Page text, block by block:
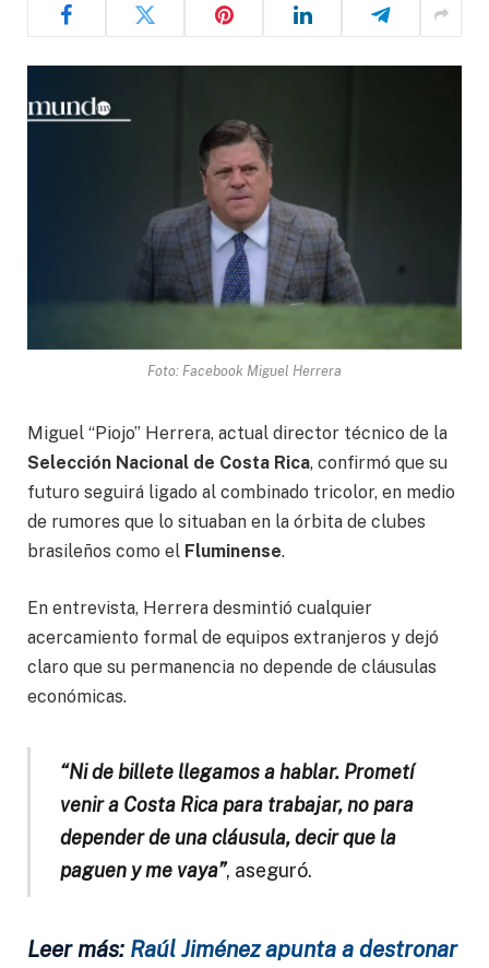
Foto: Facebook Miguel Herrera
Miguel “Piojo” Herrera, actual director técnico de la
Selección Nacional de Costa Rica, confirmó que su
futuro seguirá ligado al combinado tricolor, en medio
de rumores que lo situaban en la órbita de clubes
brasileños como el Fluminense.
En entrevista, Herrera desmintió cualquier
acercamiento formal de equipos extranjeros y dejó
claro que su permanencia no depende de cláusulas
económicas.
“Ni de billete llegamos a hablar. Prometí
venir a Costa Rica para trabajar, no para
depender de una cláusula, decir que la
paguen y me vaya”, aseguró.
Leer más: Raúl Jiménez apunta a destronar